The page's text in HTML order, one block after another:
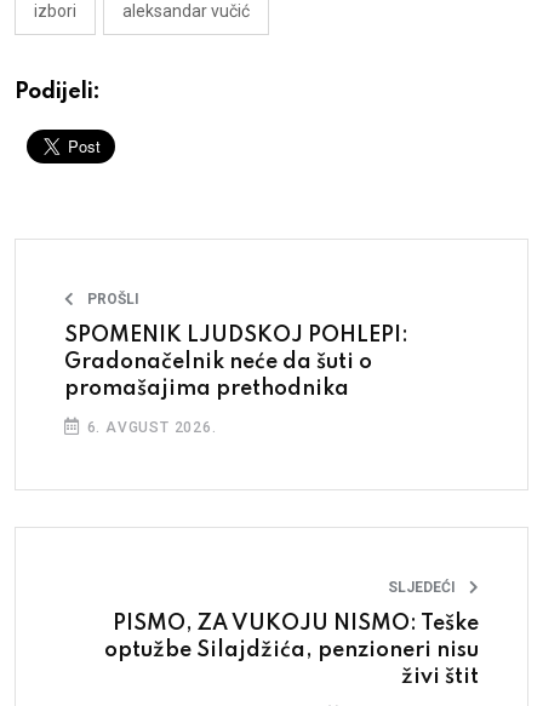
izbori aleksandar vučić
Podijeli:
PROŠLI
SPOMENIK LJUDSKOJ POHLEPI:
Gradonačelnik neće da šuti o
promašajima prethodnika
6. AVGUST 2026.
SLJEDEĆI
PISMO, ZA VUKOJU NISMO: Teške
optužbe Silajdžića, penzioneri nisu
živi štit